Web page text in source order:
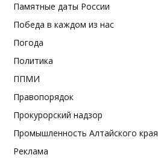
Памятные даты России
Победа в каждом из нас
Погода
Политика
ППМИ
Правопорядок
Прокурорский надзор
Промышленность Алтайского края
Реклама